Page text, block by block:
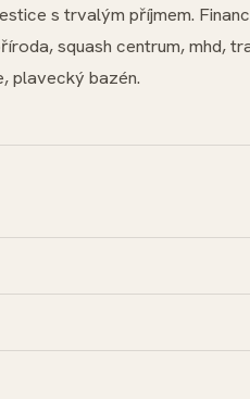
s trvalým příjmem.
squash centrum, mhd,
plavecký bazén.